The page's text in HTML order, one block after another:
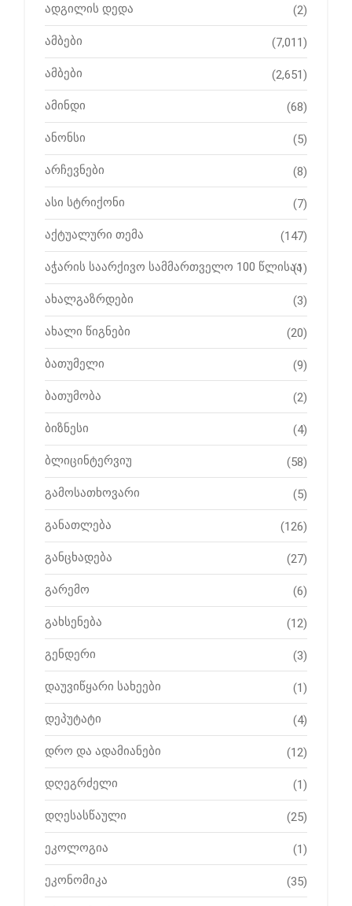
ადგილის დედა (2)
ამბები (7,011)
ამბები (2,651)
ამინდი (68)
ანონსი (5)
არჩევნები (8)
ასი სტრიქონი (7)
აქტუალური თემა (147)
აჭარის საარქივო სამმართველო 100 წლისაა
(1)
ახალგაზრდები (3)
ახალი წიგნები (20)
ბათუმელი (9)
ბათუმობა (2)
ბიზნესი (4)
ბლიცინტერვიუ (58)
გამოსათხოვარი (5)
განათლება (126)
განცხადება (27)
გარემო (6)
გახსენება (12)
გენდერი (3)
დაუვიწყარი სახეები (1)
დეპუტატი (4)
დრო და ადამიანები (12)
დღეგრძელი (1)
დღესასწაული (25)
ეკოლოგია (1)
ეკონომიკა (35)